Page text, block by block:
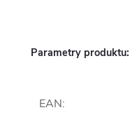
Parametry produktu:
EAN: